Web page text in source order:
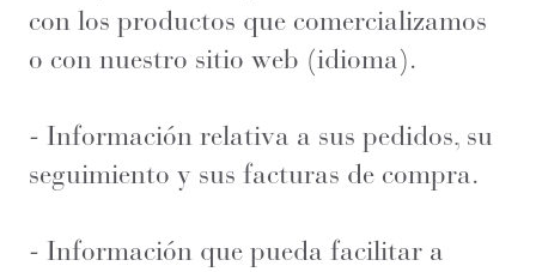
con los productos que comercializamos
o con nuestro sitio web (idioma).
- Información relativa a sus pedidos, su
seguimiento y sus facturas de compra.
- Información que pueda facilitar a